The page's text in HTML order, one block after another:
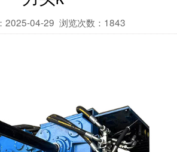
2025-04-29 浏览次数： 1843